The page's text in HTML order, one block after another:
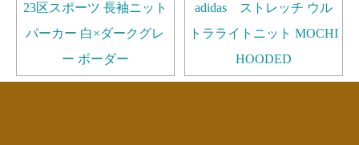
23区スポーツ 長袖ニット
パーカー 白×ダークグレ
ー ボーダー
adidas ストレッチ ウル
トラライトニット MOCHI
HOODED